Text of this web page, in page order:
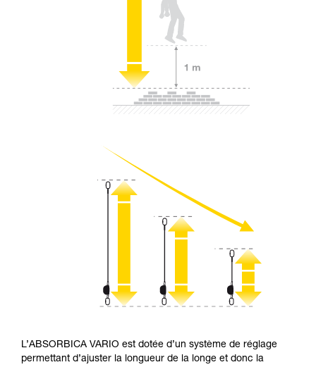
L’ABSORBICA VARIO est dotée d’un système de réglage
permettant d’ajuster la longueur de la longe et donc la